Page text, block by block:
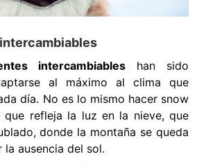
intercambiables han sido
al máximo al clima que
día. No es lo mismo hacer snow
refleja la luz en la nieve, que
donde la montaña se queda
ausencia del sol.